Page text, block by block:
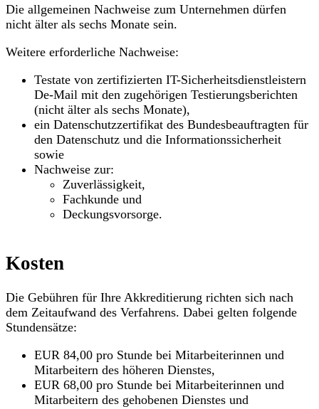
Die allgemeinen Nachweise zum Unternehmen dürfen
nicht älter als sechs Monate sein.
Weitere erforderliche Nachweise:
Testate von zertifizierten IT-Sicherheitsdienstleistern
De-Mail mit den zugehörigen Testierungsberichten
(nicht älter als sechs Monate),
ein Datenschutzzertifikat des Bundesbeauftragten für
den Datenschutz und die Informationssicherheit
sowie
Nachweise zur:
Zuverlässigkeit,
Fachkunde und
Deckungsvorsorge.
Kosten
Die Gebühren für Ihre Akkreditierung richten sich nach
dem Zeitaufwand des Verfahrens. Dabei gelten folgende
Stundensätze:
EUR 84,00 pro Stunde bei Mitarbeiterinnen und
Mitarbeitern des höheren Dienstes,
EUR 68,00 pro Stunde bei Mitarbeiterinnen und
Mitarbeitern des gehobenen Dienstes und